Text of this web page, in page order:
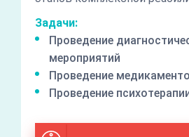
Задачи:
Проведение
мероприятий
Проведение
Проведение